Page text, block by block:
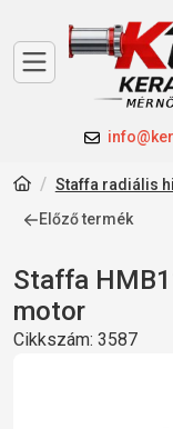
Staffa radiális
Előző termék
Staffa
motor
Cikkszám: 3587